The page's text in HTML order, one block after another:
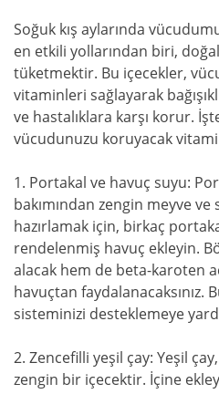
Soğuk kış aylarında
en etkili yollarından biri,
tüketmektir. Bu içecekler,
vitaminleri sağlayarak
ve hastalıklara karşı korur.
vücudunuzu koruyacak
1. Portakal ve havuç suyu:
bakımından zengin meyve
hazırlamak için, birkaç
rendelenmiş havuç ekleyin.
alacak hem de beta-karoten
havuçtan faydalanacaksınız.
sisteminizi desteklemeye
2. Zencefilli yeşil çay: Yeşil
zengin bir içecektir. İçine